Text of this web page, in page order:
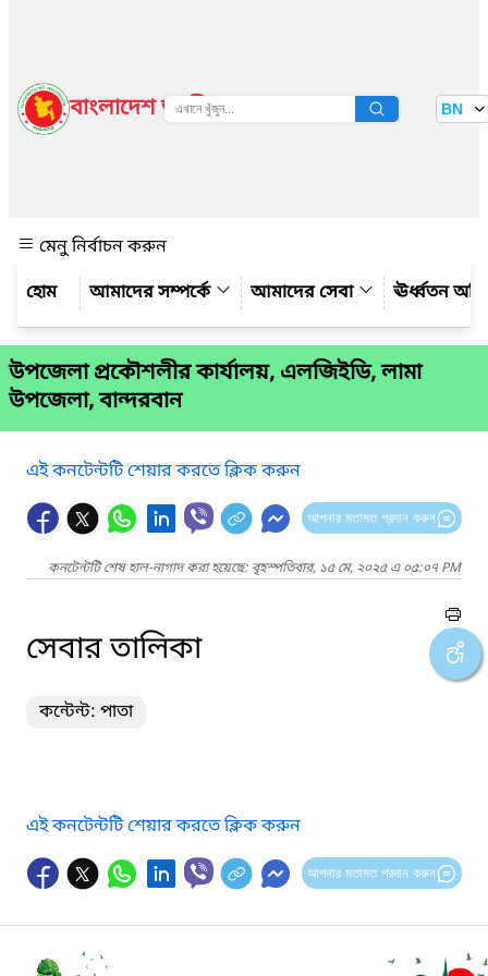
বাংলাদেশ জাতীয় তথ্য বাতায়ন BN
মেনু নির্বাচন করুন
আমাদের সম্পর্কে
আমাদের সেবা ঊর্ধ্বতন
উপজেলা প্রকৌশলীর কার্যালয়, এলজিইডি, লামা
উপজেলা, বান্দরবান
এই কনটেন্টটি শেয়ার করতে ক্লিক করুন
আপনার মতামত প্রদান করুন
কনটেন্টটি শেষ হাল-নাগাদ করা হয়েছে: বৃহস্পতিবার, ১৫ মে, ২০২৫ এ ০৫:০৭ PM
সেবার তালিকা
কন্টেন্ট: পাতা
এই কনটেন্টটি শেয়ার করতে ক্লিক করুন
আপনার মতামত প্রদান করুন